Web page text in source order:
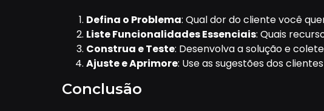
Defina o Problema: Qual dor do cliente você
Liste Funcionalidades Essenciais: Quais
Construa e Teste: Desenvolva a solução e
Ajuste e Aprimore: Use as sugestões dos
Conclusão